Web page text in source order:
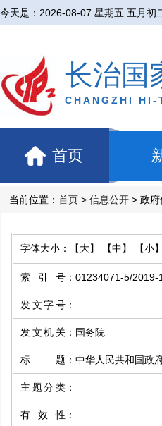
今天是： 2026-08-07 星期五 五月初
长治国
CHANGZHI HI-
首页
当前位置： 首页 > 信息公开 > 政
字体大小： 【大】 【中】 【小】
索引号 ： 01234071-5/2019-
发文字号 ：
发文机关 ： 国务院
标题 ： 中华人民共和国政
主题分类 ：
有效性 ：